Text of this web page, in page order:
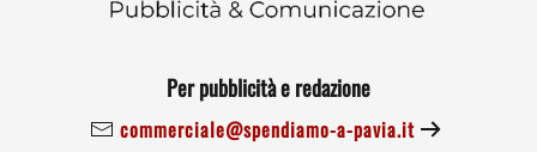
Per pubblicità e redazione
commerciale@spendiamo-a-pavia.it